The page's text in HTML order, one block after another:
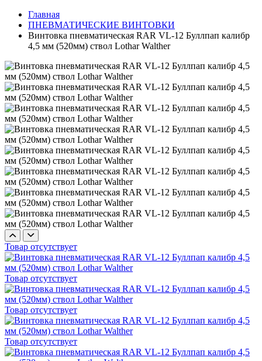
Главная
ПНЕВМАТИЧЕСКИЕ ВИНТОВКИ
Винтовка пневматическая RAR VL-12 Буллпап калибр
4,5 мм (520мм) ствол Lothar Walther
Товар отсутствует
Товар отсутствует
Товар отсутствует
Товар отсутствует